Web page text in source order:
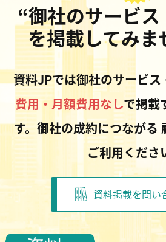
“御社のサービ
を掲載してみま
資料JPでは御社のサービス
費用・月額費用なしで掲載
す。御社の成約につながる
ご利用くださ
資料掲載を問い